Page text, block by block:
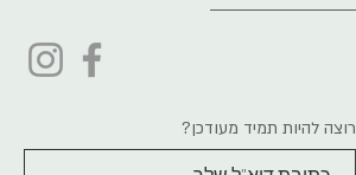
רוצה להיות תמיד מעודכן?